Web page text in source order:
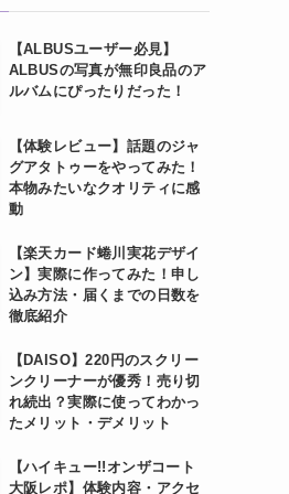
【ALBUSユーザー必見】
ALBUSの写真が無印良品のア
ルバムにぴったりだった！
【体験レビュー】話題のジャ
グアタトゥーをやってみた！
本物みたいなクオリティに感
動
【楽天カード蜷川実花デザイ
ン】実際に作ってみた！申し
込み方法・届くまでの日数を
徹底紹介
【DAISO】220円のスクリー
ンクリーナーが優秀！売り切
れ続出？実際に使ってわかっ
たメリット・デメリット
【ハイキュー!!オンザコート
大阪レポ】体験内容・アクセ